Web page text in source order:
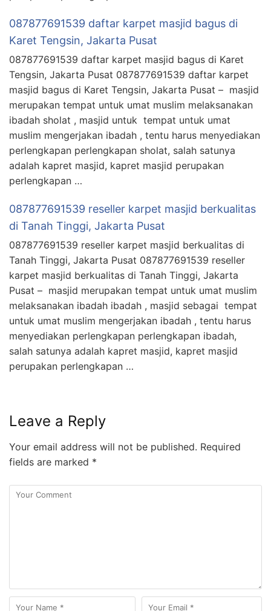
087877691539 daftar karpet masjid bagus di
Karet Tengsin, Jakarta Pusat
087877691539 daftar karpet masjid bagus di Karet
Tengsin, Jakarta Pusat 087877691539 daftar karpet
masjid bagus di Karet Tengsin, Jakarta Pusat – masjid
merupakan tempat untuk umat muslim melaksanakan
ibadah sholat , masjid untuk tempat untuk umat
muslim mengerjakan ibadah , tentu harus menyediakan
perlengkapan perlengkapan sholat, salah satunya
adalah kapret masjid, kapret masjid perupakan
perlengkapan …
087877691539 reseller karpet masjid berkualitas
di Tanah Tinggi, Jakarta Pusat
087877691539 reseller karpet masjid berkualitas di
Tanah Tinggi, Jakarta Pusat 087877691539 reseller
karpet masjid berkualitas di Tanah Tinggi, Jakarta
Pusat – masjid merupakan tempat untuk umat muslim
melaksanakan ibadah ibadah , masjid sebagai tempat
untuk umat muslim mengerjakan ibadah , tentu harus
menyediakan perlengkapan perlengkapan ibadah,
salah satunya adalah kapret masjid, kapret masjid
perupakan perlengkapan …
Leave a Reply
Your email address will not be published. Required
fields are marked *